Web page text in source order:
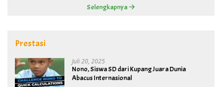
Selengkapnya
Prestasi
Juli 20, 2025
Nono, Siswa SD dari Kupang Juara Dunia
Abacus Internasional